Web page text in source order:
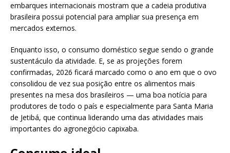
embarques internacionais mostram que a cadeia produtiva
brasileira possui potencial para ampliar sua presença em
mercados externos.
Enquanto isso, o consumo doméstico segue sendo o grande
sustentáculo da atividade. E, se as projeções forem
confirmadas, 2026 ficará marcado como o ano em que o ovo
consolidou de vez sua posição entre os alimentos mais
presentes na mesa dos brasileiros — uma boa notícia para
produtores de todo o país e especialmente para Santa Maria
de Jetibá, que continua liderando uma das atividades mais
importantes do agronegócio capixaba.